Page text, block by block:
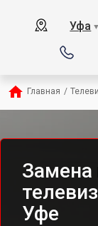
Уфа ▼
Главная /
Замена
Уфе